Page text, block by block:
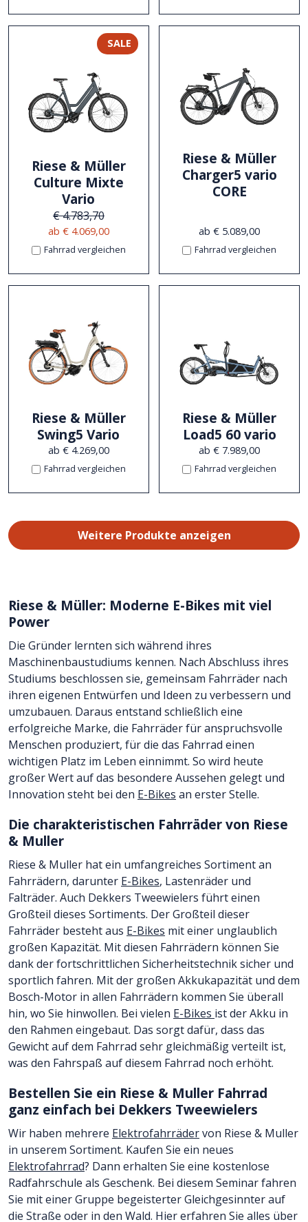
SALE
Riese & Müller
Culture Mixte
Vario
€ 4.783,70
ab € 4.069,00
Fahrrad vergleichen
Riese & Müller
Charger5 vario
CORE
ab € 5.089,00
Fahrrad vergleichen
Riese & Müller
Swing5 Vario
ab € 4.269,00
Fahrrad vergleichen
Riese & Müller
Load5 60 vario
ab € 7.989,00
Fahrrad vergleichen
Weitere Produkte anzeigen
Riese & Müller: Moderne E-Bikes mit viel
Power
Die Gründer lernten sich während ihres
Maschinenbaustudiums kennen. Nach Abschluss ihres
Studiums beschlossen sie, gemeinsam Fahrräder nach
ihren eigenen Entwürfen und Ideen zu verbessern und
umzubauen. Daraus entstand schließlich eine
erfolgreiche Marke, die Fahrräder für anspruchsvolle
Menschen produziert, für die das Fahrrad einen
wichtigen Platz im Leben einnimmt. So wird heute
großer Wert auf das besondere Aussehen gelegt und
Innovation steht bei den E-Bikes an erster Stelle.
Die charakteristischen Fahrräder von Riese
& Muller
Riese & Muller hat ein umfangreiches Sortiment an
Fahrrädern, darunter E-Bikes, Lastenräder und
Falträder. Auch Dekkers Tweewielers führt einen
Großteil dieses Sortiments. Der Großteil dieser
Fahrräder besteht aus E-Bikes mit einer unglaublich
großen Kapazität. Mit diesen Fahrrädern können Sie
dank der fortschrittlichen Sicherheitstechnik sicher und
sportlich fahren. Mit der großen Akkukapazität und dem
Bosch-Motor in allen Fahrrädern kommen Sie überall
hin, wo Sie hinwollen. Bei vielen E-Bikes ist der Akku in
den Rahmen eingebaut. Das sorgt dafür, dass das
Gewicht auf dem Fahrrad sehr gleichmäßig verteilt ist,
was den Fahrspaß auf diesem Fahrrad noch erhöht.
Bestellen Sie ein Riese & Muller Fahrrad
ganz einfach bei Dekkers Tweewielers
Wir haben mehrere Elektrofahrrädervon Riese & Muller
in unserem Sortiment. Kaufen Sie ein neues
Elektrofahrrad? Dann erhalten Sie eine kostenlose
Radfahrschule als Geschenk. Bei diesem Seminar fahren
Sie mit einer Gruppe begeisterter Gleichgesinnter auf
die Straße oder in den Wald. Hier erfahren Sie alles über